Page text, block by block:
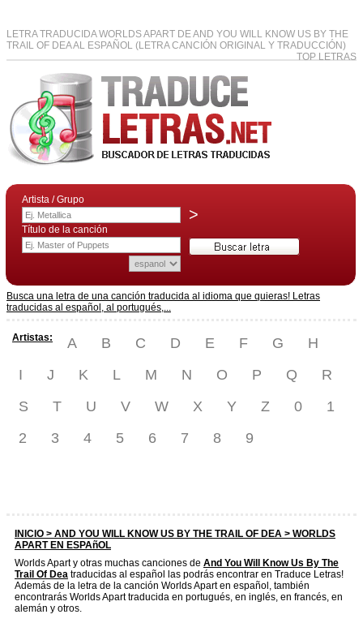
LETRA TRADUCIDA WORLDS APART DE AND YOU WILL KNOW US BY THE
TRAIL OF DEA AL ESPAÑOL (LETRA CANCIÓN ORIGINAL Y TRADUCCIÓN)
TOP LETRAS
Artista / Grupo
>
Título de la canción
Busca una letra de una canción traducida al idioma que quieras! Letras
traducidas al español, al portugués,...
Artistas: A B C D E F G
H
I
J K L M N O P Q
R
S
T U V W X Y Z 0
1
2
3 4 5 6 7 8 9
INICIO > AND YOU WILL KNOW US BY THE TRAIL OF DEA > WORLDS
APART EN ESPAñOL
Worlds Apart y otras muchas canciones de And You Will Know Us By The
Trail Of Dea traducidas al español las podrás encontrar en Traduce Letras!
Además de la letra de la canción Worlds Apart en español, también
encontrarás Worlds Apart traducida en portugués, en inglés, en francés, en
alemán y otros.